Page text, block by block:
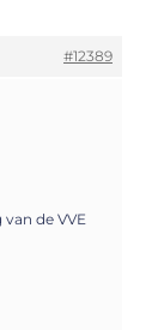
#12389
de VVE